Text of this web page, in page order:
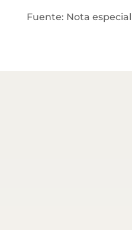
Fuente: Nota especial